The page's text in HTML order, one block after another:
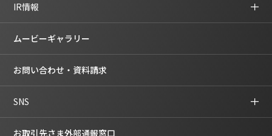
IR情報
ムービーギャラリー
お問い合わせ・資料請求
SNS
お取引先さま外部通報窓口